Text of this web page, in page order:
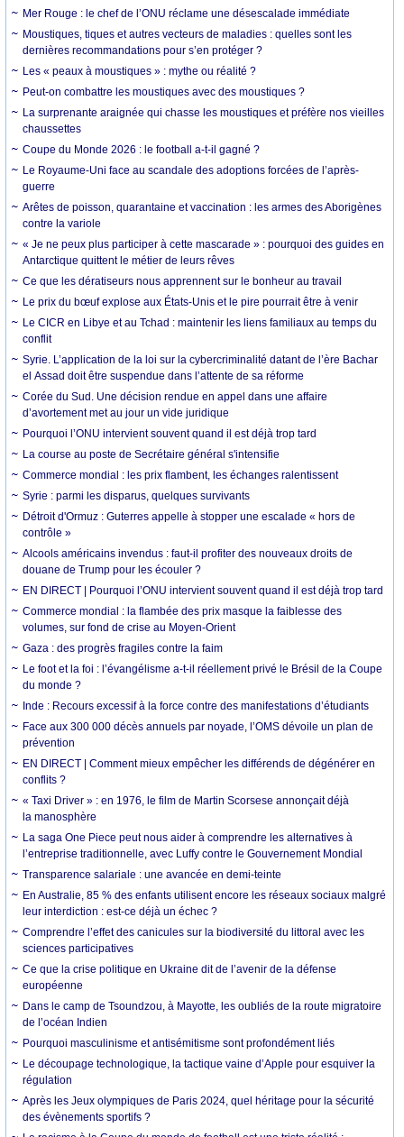
Mer Rouge : le chef de l’ONU réclame une désescalade immédiate
Moustiques, tiques et autres vecteurs de maladies : quelles sont les
dernières recommandations pour s’en protéger ?
Les « peaux à moustiques » : mythe ou réalité ?
Peut-on combattre les moustiques avec des moustiques ?
La surprenante araignée qui chasse les moustiques et préfère nos vieilles
chaussettes
Coupe du Monde 2026 : le football a-t-il gagné ?
Le Royaume-Uni face au scandale des adoptions forcées de l’après-
guerre
Arêtes de poisson, quarantaine et vaccination : les armes des Aborigènes
contre la variole
« Je ne peux plus participer à cette mascarade » : pourquoi des guides en
Antarctique quittent le métier de leurs rêves
Ce que les dératiseurs nous apprennent sur le bonheur au travail
Le prix du bœuf explose aux États-Unis et le pire pourrait être à venir
Le CICR en Libye et au Tchad : maintenir les liens familiaux au temps du
conflit
Syrie. L’application de la loi sur la cybercriminalité datant de l’ère Bachar
el Assad doit être suspendue dans l’attente de sa réforme
Corée du Sud. Une décision rendue en appel dans une affaire
d’avortement met au jour un vide juridique
Pourquoi l’ONU intervient souvent quand il est déjà trop tard
La course au poste de Secrétaire général s'intensifie
Commerce mondial : les prix flambent, les échanges ralentissent
Syrie : parmi les disparus, quelques survivants
Détroit d'Ormuz : Guterres appelle à stopper une escalade « hors de
contrôle »
Alcools américains invendus : faut-il profiter des nouveaux droits de
douane de Trump pour les écouler ?
EN DIRECT | Pourquoi l’ONU intervient souvent quand il est déjà trop tard
Commerce mondial : la flambée des prix masque la faiblesse des
volumes, sur fond de crise au Moyen-Orient
Gaza : des progrès fragiles contre la faim
Le foot et la foi : l’évangélisme a-t-il réellement privé le Brésil de la Coupe
du monde ?
Inde : Recours excessif à la force contre des manifestations d’étudiants
Face aux 300 000 décès annuels par noyade, l’OMS dévoile un plan de
prévention
EN DIRECT | Comment mieux empêcher les différends de dégénérer en
conflits ?
« Taxi Driver » : en 1976, le film de Martin Scorsese annonçait déjà
la manosphère
La saga One Piece peut nous aider à comprendre les alternatives à
l’entreprise traditionnelle, avec Luffy contre le Gouvernement Mondial
Transparence salariale : une avancée en demi-teinte
En Australie, 85 % des enfants utilisent encore les réseaux sociaux malgré
leur interdiction : est-ce déjà un échec ?
Comprendre l’effet des canicules sur la biodiversité du littoral avec les
sciences participatives
Ce que la crise politique en Ukraine dit de l’avenir de la défense
européenne
Dans le camp de Tsoundzou, à Mayotte, les oubliés de la route migratoire
de l’océan Indien
Pourquoi masculinisme et antisémitisme sont profondément liés
Le découpage technologique, la tactique vaine d’Apple pour esquiver la
régulation
Après les Jeux olympiques de Paris 2024, quel héritage pour la sécurité
des évènements sportifs ?